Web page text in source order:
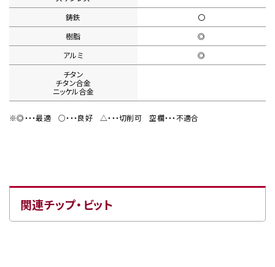
鋳鉄
〇
樹脂
◎
アルミ
◎
チタン
チタン合金
ニッケル合金
※◎・・・最適○・・・良好△・・・切削可 空欄・・・不適合
関連チップ・ビット